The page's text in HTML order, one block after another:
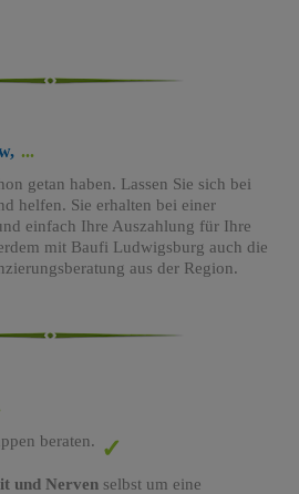
getan haben. Lassen Sie sich bei
helfen. Sie erhalten bei einer
einfach Ihre Auszahlung für Ihre
mit Baufi Ludwigsburg auch die
aus der Region.
beraten.
und Nervenselbst um eine